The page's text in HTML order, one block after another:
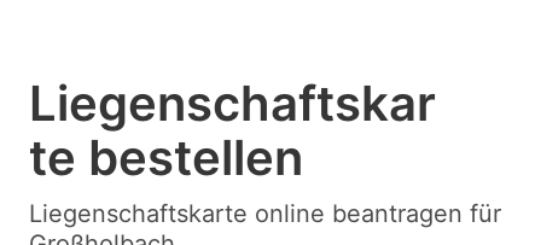
Liegenschaftskar
te bestellen
Liegenschaftskarte online beantragen für